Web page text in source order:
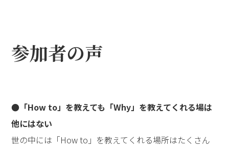
参加者の声
●「How to」を教えても「Why」を教えてくれる場は
他にはない
世の中には「How to」を教えてくれる場所はたくさん